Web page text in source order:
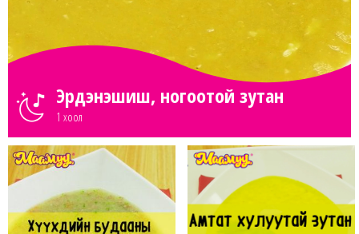
Эрдэнэшиш, ногоотой зутан
1 хоол